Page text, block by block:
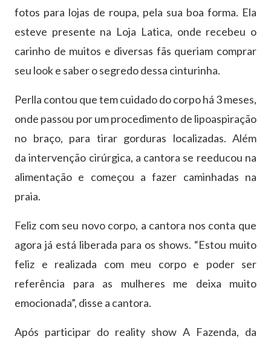
fotos para lojas de roupa, pela sua boa forma. Ela
esteve presente na Loja Latica, onde recebeu o
carinho de muitos e diversas fãs queriam comprar
seu look e saber o segredo dessa cinturinha.
Perlla contou que tem cuidado do corpo há 3 meses,
onde passou por um procedimento de lipoaspiração
no braço, para tirar gorduras localizadas. Além
da intervenção cirúrgica, a cantora se reeducou na
alimentação e começou a fazer caminhadas na
praia.
Feliz com seu novo corpo, a cantora nos conta que
agora já está liberada para os shows. “Estou muito
feliz e realizada com meu corpo e poder ser
referência para as mulheres me deixa muito
emocionada”, disse a cantora.
Após participar do reality show A Fazenda, da